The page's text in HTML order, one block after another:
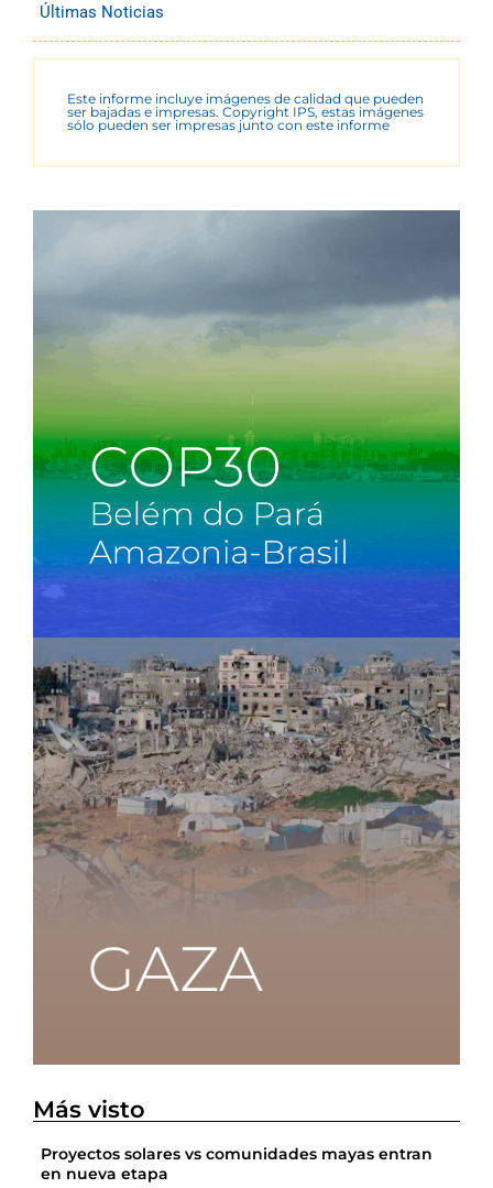
Últimas Noticias
Este informe incluye imágenes de calidad que pueden
ser bajadas e impresas. Copyright IPS, estas imágenes
sólo pueden ser impresas junto con este informe
Más visto
Proyectos solares vs comunidades mayas entran
en nueva etapa